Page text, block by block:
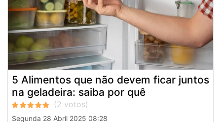
5 Alimentos que não devem ficar juntos
na geladeira: saiba por quê
Segunda 28 Abril 2025 08:28